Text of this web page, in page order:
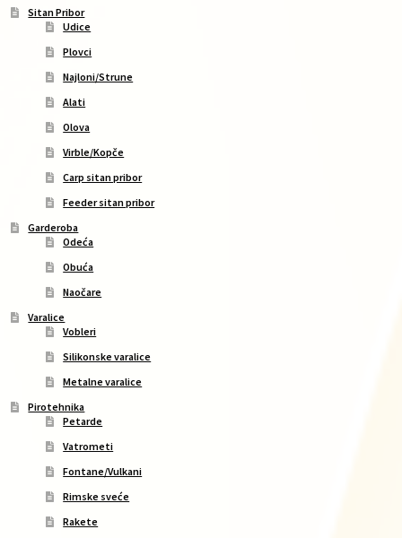
Sitan Pribor
Udice
Plovci
Najloni/Strune
Alati
Olova
Virble/Kopče
Carp sitan pribor
Feeder sitan pribor
Garderoba
Odeća
Obuća
Naočare
Varalice
Vobleri
Silikonske varalice
Metalne varalice
Pirotehnika
Petarde
Vatrometi
Fontane/Vulkani
Rimske sveće
Rakete